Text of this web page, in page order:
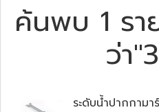
ค้นพบ 1 รา
ว่า
ระดับน้ำปากกามา